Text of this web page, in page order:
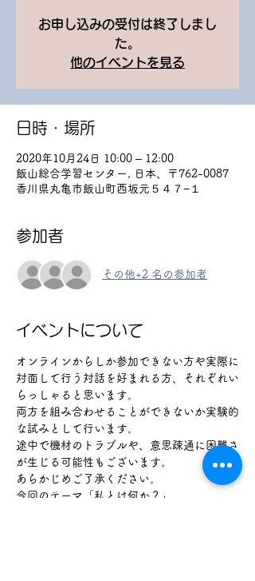
お申し込みの受付は終了しまし
た。
他のイベントを見る
日時・場所
2020年10月24日 10:00 – 12:00
飯山総合学習センター, 日本、〒762-0087
香川県丸亀市飯山町西坂元５４７−１
参加者
その他+2 名の参加者
イベントについて
オンラインからしか参加できない方や実際に
対面して行う対話を好まれる方、それぞれい
らっしゃると思います。
両方を組み合わせることができないか実験的
な試みとして行います。
途中で機材のトラブルや、意思疎通に困難さ
が生じる可能性もございます。
あらかじめご了承ください。
今回のテーマ「私とは何か？」